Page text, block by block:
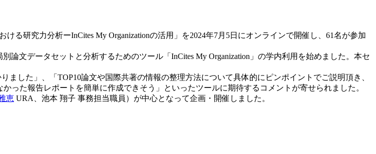
る研究力分析ーInCites My Organizationの活用」を2024年7月5日にオンラインで開催し、61名が参加
文データセットと分析するためのツール「InCites My Organization」の学内利用を始めました。本セ
ました」、「TOP10論文や国際共著の情報の整理方法について具体的にピンポイントでご説明頂き、
った報告レポートを簡単に作成できそう」といったツールに期待するコメントが寄せられました。
恵 URA、池本 翔子 事務担当職員）が中心となって企画・開催しました。